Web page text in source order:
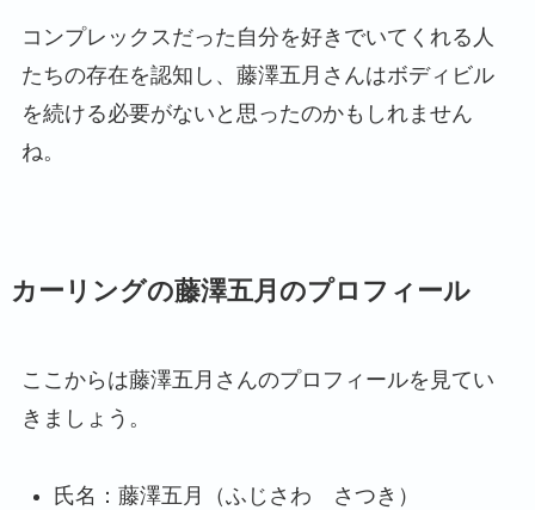
コンプレックスだった自分を好きでいてくれる人
たちの存在を認知し、藤澤五月さんはボディビル
を続ける必要がないと思ったのかもしれません
ね。
カーリングの藤澤五月のプロフィール
ここからは藤澤五月さんのプロフィールを見てい
きましょう。
氏名：藤澤五月（ふじさわ さつき）